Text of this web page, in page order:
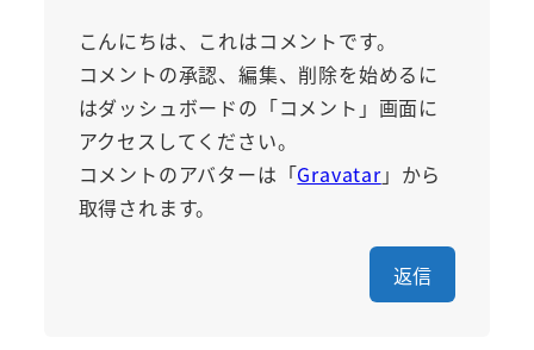
こんにちは、これはコメントです。
コメントの承認、編集、削除を始めるに
はダッシュボードの「コメント」画面に
アクセスしてください。
コメントのアバターは「Gravatar」から
取得されます。
返信